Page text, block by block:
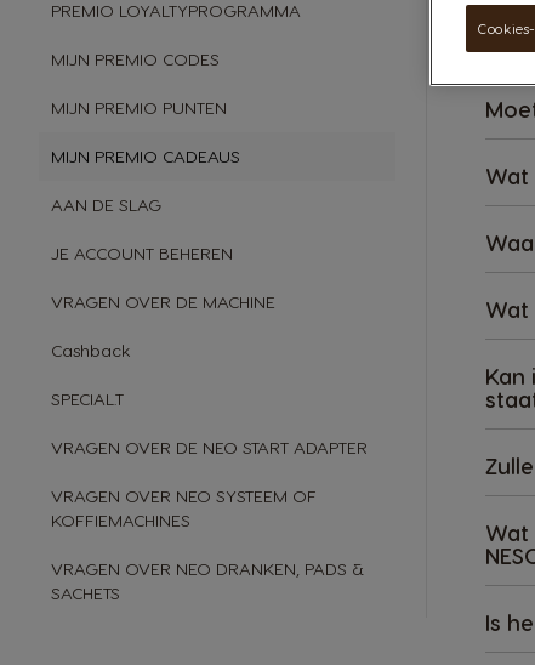
Wat
Wat
Kan
Wat
Is
PREMIO LOYALTYPROGRAMMA
MIJN PREMIO CODES
MIJN PREMIO PUNTEN
MIJN PREMIO CADEAUS
AAN DE SLAG
JE ACCOUNT BEHEREN
VRAGEN OVER DE MACHINE
Cashback
SPECIAL.T
VRAGEN OVER DE NEO START ADAPTER
VRAGEN OVER NEO SYSTEEM OF
KOFFIEMACHINES
VRAGEN OVER NEO DRANKEN, PADS &
SACHETS